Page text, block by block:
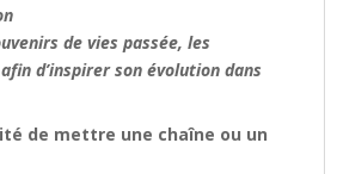
de vies passée, les
d’inspirer son évolution dans
de mettre une chaîne ou un